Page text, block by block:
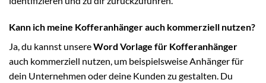
Kann ich meine Kofferanhänger auch kommerziell nutzen?
Ja, du kannst unsereWord Vorlage für Kofferanhänger
auch kommerziell nutzen, um beispielsweise Anhänger für
dein Unternehmen oder deine Kunden zu gestalten. Du